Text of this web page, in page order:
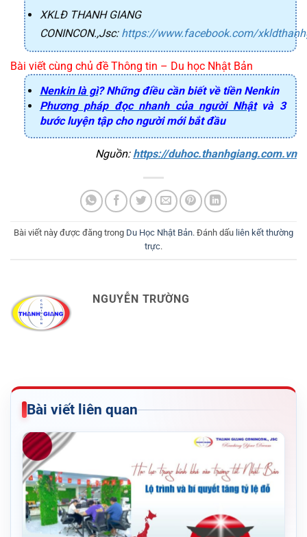
XKLĐ THANH GIANG
CONINCON.,Jsc: https://www.facebook.com/
Bài viết cùng chủ đề Thông tin – Du học Nhật Bản
Nenkin là gì? Những điều cần biết về tiền Nenkin
Phương pháp đọc nhanh của người Nhậtvà 3
bước luyện tập cho người mới bắt đầu
Nguồn: https://duhoc.thanhgiang.com.vn
Bài viết này được đăng trong Du Học Nhật Bản. Đánh dấu liên kết thường
trực.
NGUYỄN TRƯỜNG
Bài viết liên quan